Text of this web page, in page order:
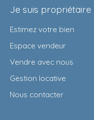
Je suis propriétaire
Estimez votre bien
Espace vendeur
Vendre avec nous
Gestion locative
Nous contacter